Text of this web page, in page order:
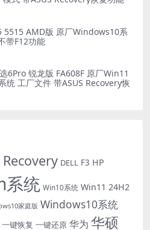
版 原厂Windows10系
带F12功能
6Pro 锐龙版 FA608F 原厂Win11
统 工厂文件 带ASUS Recovery恢
Recovery DELL F3 HP
系统 Win10系统 Win11 24H2
家庭版 Windows10系统
一键恢复 一键还原 华为 华硕